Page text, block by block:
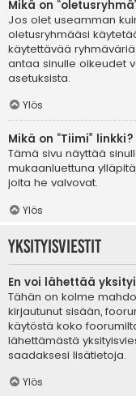
Mikä on
Jos olet useamman
oletusryhmääsi
käytettävää
antaa sinulle oikeudet
asetuksista.
Ylös
Mikä on “Tiimi” linkki?
Tämä sivu näyttää
mukaanluettuna
joita he valvovat.
Ylös
Yksityisviestit
En voi lähettää
Tähän on kolme
kirjautunut sisään,
käytöstä koko
lähettämästä
saadaksesi lisätietoja.
Ylös